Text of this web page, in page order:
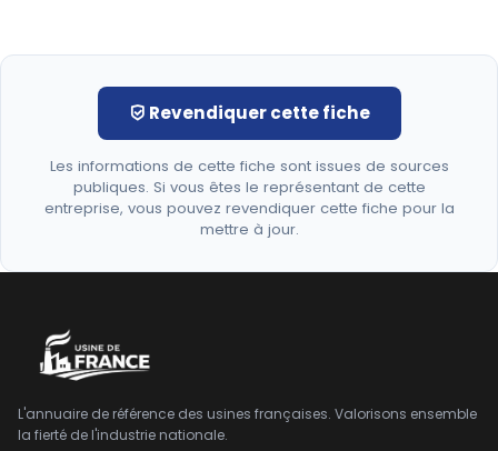
Revendiquer cette fiche
Les informations de cette fiche sont issues de sources
publiques. Si vous êtes le représentant de cette
entreprise, vous pouvez revendiquer cette fiche pour la
mettre à jour.
L'annuaire de référence des usines françaises. Valorisons ensemble
la fierté de l'industrie nationale.